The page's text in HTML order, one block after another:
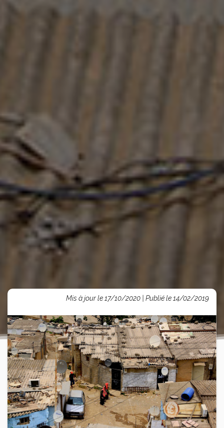
Mis à jour le 17/10/2020 | Publié le 14/02/2019